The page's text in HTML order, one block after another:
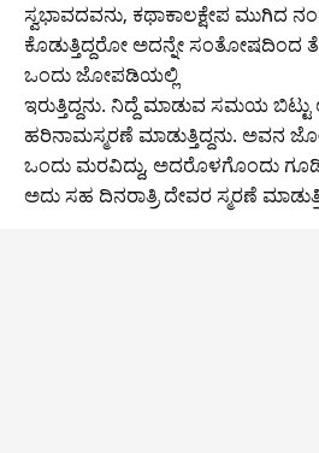
ಸ್ವಭಾವದವನು, ಕಥಾಕಾಲಕ್ಷೇಪ ಮುಗಿದ
ಕೊಡುತ್ತಿದ್ದರೋ ಅದನ್ನೇ ಸಂತೋಷದಿಂದ
ಒಂದು ಜೋಪಡಿಯಲ್ಲಿ
ಇರುತ್ತಿದ್ದನು. ನಿದ್ದೆ ಮಾಡುವ ಸಮಯ
ಹರಿನಾಮಸ್ಮರಣೆ ಮಾಡುತ್ತಿದ್ದನು. ಅವನ
ಒಂದು ಮರವಿದ್ದು, ಅದರೊಳಗೊಂದು
ಅದು ಸಹ ದಿನರಾತ್ರಿ ದೇವರ ಸ್ಮರಣೆ